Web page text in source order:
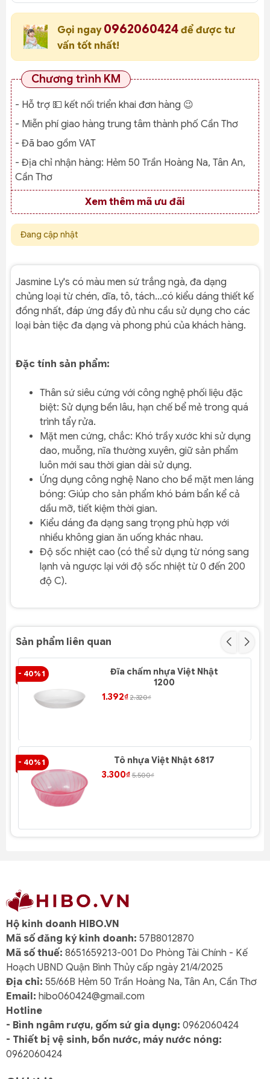
Gọi ngay 0962060424 để được tư
vấn tốt nhất!
Chương trình KM
- Hỗ trợ 💵 kết nối triển khai đơn hàng 😉
- Miễn phí giao hàng trung tâm thành phố Cần Thơ
- Đã bao gồm VAT
- Địa chỉ nhận hàng: Hẻm 50 Trần Hoàng Na, Tân An,
Cần Thơ
Xem thêm mã ưu đãi
Đang cập nhật
Jasmine Ly's có màu men sứ trắng ngà, đa dạng
chủng loại từ chén, dĩa, tô, tách...có kiểu dáng thiết kế
đồng nhất, đáp ứng đầy đủ nhu cầu sử dụng cho các
loại bàn tiệc đa dạng và phong phú của khách hàng.
Đặc tính sản phẩm:
Thân sứ siêu cứng với công nghệ phối liệu đặc
biệt: Sử dụng bền lâu, hạn chế bể mẻ trong quá
trình tẩy rửa.
Mặt men cứng, chắc: Khó trầy xước khi sử dụng
dao, muỗng, nĩa thường xuyên, giữ sản phẩm
luôn mới sau thời gian dài sử dụng.
Ứng dụng công nghệ Nano cho bề mặt men láng
bóng: Giúp cho sản phẩm khó bám bẩn kể cả
dầu mỡ, tiết kiệm thời gian.
Kiểu dáng đa dạng sang trọng phù hợp với
nhiều không gian ăn uống khác nhau.
Độ sốc nhiệt cao (có thể sử dụng từ nóng sang
lạnh và ngược lại với độ sốc nhiệt từ 0 đến 200
độ C).
Sản phẩm liên quan
- 40% 1
Đĩa chấm nhựa Việt Nhật
1200
1.392₫ 2.320₫
- 40% 1
Tô nhựa Việt Nhật 6817
3.300₫ 5.500₫
Hộ kinh doanh HIBO.VN
Mã số đăng ký kinh doanh: 57B8012870
Mã số thuế: 8651659213-001 Do Phòng Tài Chính - Kế
Hoạch UBND Quận Bình Thủy cấp ngày 21/4/2025
Địa chỉ: 55/66B Hẻm 50 Trần Hoàng Na, Tân An, Cần Thơ
Email: hibo060424@gmail.com
Hotline
- Bình ngâm rượu, gốm sứ gia dụng: 0962060424
- Thiết bị vệ sinh, bồn nước, máy nước nóng:
0962060424